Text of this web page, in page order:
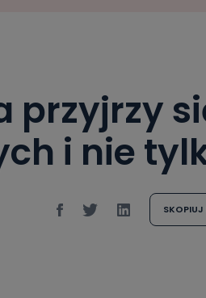
przyjrzy
i nie
SKOPIUJ